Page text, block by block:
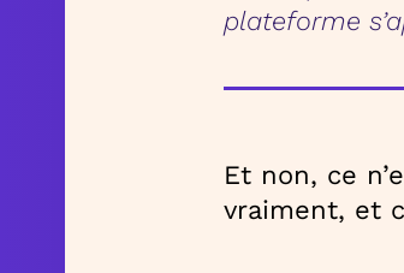
plateforme
Et non, ce
vraiment, et